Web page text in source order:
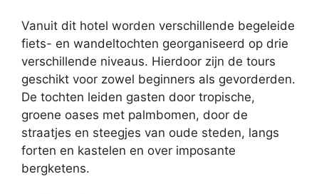
Vanuit dit hotel worden verschillende begeleide
fiets- en wandeltochten georganiseerd op drie
verschillende niveaus. Hierdoor zijn de tours
geschikt voor zowel beginners als gevorderden.
De tochten leiden gasten door tropische,
groene oases met palmbomen, door de
straatjes en steegjes van oude steden, langs
forten en kastelen en over imposante
bergketens.